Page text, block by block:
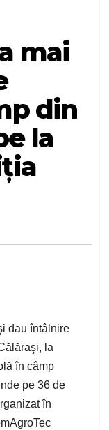
mai
din
la
dau întâlnire
la
în câmp
pe 36 de
în